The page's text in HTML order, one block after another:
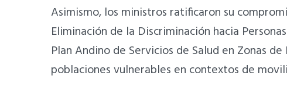
Asimismo, los ministros ratificaron su
Eliminación de la Discriminación hacia
Plan Andino de Servicios de Salud en Zonas
poblaciones vulnerables en contextos de